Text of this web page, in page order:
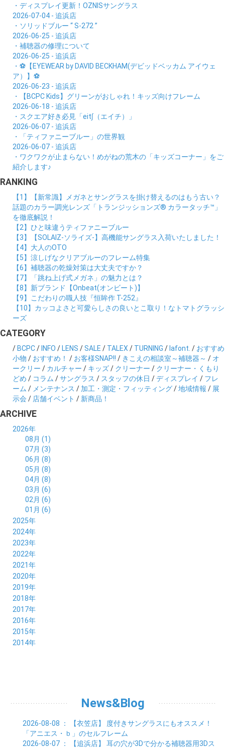
・ディスプレイ更新！OZNISサングラス
2026-07-04 - 追浜店
・ソリッドブルー “ S-272 ”
2026-06-25 - 追浜店
・補聴器の修理について
2026-06-25 - 追浜店
・⚽【EYEWEAR by DAVID BECKHAM(デビッドベッカム アイウェ
ア）】⚽
2026-06-23 - 追浜店
・【BCPC Kids】グリーンがおしゃれ！キッズ向けフレーム
2026-06-18 - 追浜店
・スクエア好き必見「eit∫（エイチ）」
2026-06-07 - 追浜店
・「ティファニーブルー」の世界観
2026-06-07 - 追浜店
・ワクワクが止まらない！めがねの荒木の「キッズコーナー」をご
紹介します♪
RANKING
【1】【新常識】メガネとサングラスを掛け替えるのはもう古い？
話題のカラー調光レンズ「トランジッションズ® カラータッチ™」
を徹底解説！
【2】ひと味違うティファニーブルー
【3】【SOLAIZ-ソライズ-】高機能サングラス入荷いたしました！
【4】大人のOTO
【5】涼しげなクリアブルーのフレーム特集
【6】補聴器の乾燥対策は大丈夫ですか？
【7】「跳ね上げ式メガネ」の魅力とは？
【8】新ブランド【Onbeat(オンビート)】
【9】こだわりの職人技『恒眸作 T-252』
【10】カッコよさと可愛らしさの良いとこ取り！なトマトグラッシ
ーズ
CATEGORY
/ BCPC/ INFO / LENS /SALE / TALEX / TURNING / lafont. / おすすめ
小物 / おすすめ！ / お客様SNAP!! / きこえの相談室～補聴器～ / オ
ークリー / カルチャー / キッズ/ クリーナー / クリーナー・くもり
どめ / コラム /サングラス / スタッフの休日 /ディスプレイ / フレ
ーム / メンテナンス / 加工・測定・フィッティング/地域情報 / 展
示会 / 店舗イベント / 新商品！
ARCHIVE
2026年
08月 (1)
07月 (3)
06月 (8)
05月 (8)
04月 (8)
03月 (6)
02月 (6)
01月 (6)
2025年
12月 (5)
11月 (3)
10月 (6)
09月 (5)
08月 (6)
07月 (4)
06月 (7)
05月 (6)
04月 (8)
03月 (6)
02月 (5)
01月 (7)
2024年
12月 (4)
11月 (8)
10月 (6)
09月 (7)
08月 (8)
07月 (5)
06月 (6)
05月 (4)
04月 (7)
03月 (6)
02月 (5)
2023年
12月 (3)
11月 (6)
10月 (6)
09月 (6)
08月 (8)
07月 (8)
06月 (8)
05月 (9)
04月 (8)
03月 (8)
2022年
12月 (12)
11月 (6)
10月 (5)
09月 (7)
08月 (5)
07月 (3)
06月 (5)
05月 (7)
04月 (6)
2021年
12月 (5)
11月 (5)
10月 (6)
09月 (5)
08月 (11)
07月 (5)
06月 (6)
05月 (6)
2020年
12月 (3)
11月 (6)
10月 (5)
09月 (8)
08月 (6)
07月 (7)
06月 (6)
2019年
12月 (7)
11月 (4)
10月 (8)
09月 (4)
08月 (7)
07月 (3)
2018年
12月 (8)
11月 (7)
10月 (8)
09月 (5)
08月 (7)
01月 (8)
2017年
12月 (6)
11月 (6)
10月 (5)
02月 (6)
01月 (6)
2016年
12月 (8)
11月 (4)
03月 (7)
02月 (8)
01月 (8)
2015年
12月 (8)
06月 (4)
2014年
News&Blog
2026-08-08 ： 【衣笠店】
度付きサングラスにもオススメ！
「アニエス・ｂ」のセルフレーム
2026-08-07 ： 【追浜店】 耳の穴が3Dで分かる補聴器用3Dス